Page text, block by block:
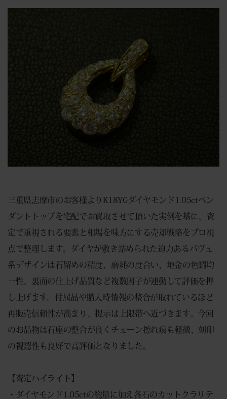
三重県志摩市のお客様よりK18YGダイヤモンド1.05ctペン
ダントトップを宅配でお買取させて頂いた実例を基に、査
定で重視される要素と相場を味方にする売却戦略をプロ視
点で整理します。ダイヤが敷き詰められた迫力あるパヴェ
系デザインは石留めの精度、磨耗の度合い、地金の色調均
一性、裏面の仕上げ品質など複数因子が連動して評価を押
し上げます。付属品や購入時情報の整合が取れているほど
再販売信頼性が高まり、提示は上限帯へ近づきます。今回
のお品物は石座の整合が良くチェーン擦れ痕も軽微、刻印
の視認性も良好で高評価となりました。
【査定ハイライト】
・ダイヤモンド1.05ctの総量に加え各石のカットクラリテ